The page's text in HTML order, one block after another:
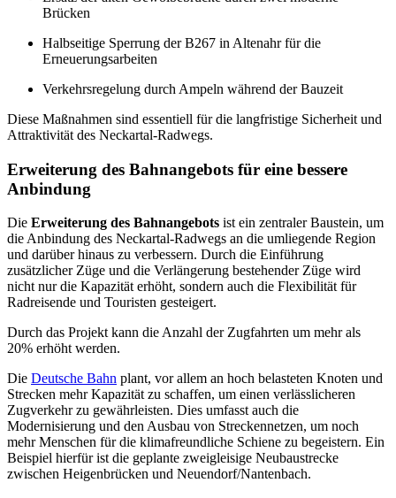
Brücken
Halbseitige Sperrung der B267 in Altenahr für die
Erneuerungsarbeiten
Verkehrsregelung durch Ampeln während der Bauzeit
Diese Maßnahmen sind essentiell für die langfristige Sicherheit und
Attraktivität des Neckartal-Radwegs.
Erweiterung des Bahnangebots für eine bessere
Anbindung
Die Erweiterung des Bahnangebots ist ein zentraler Baustein, um
die Anbindung des Neckartal-Radwegs an die umliegende Region
und darüber hinaus zu verbessern. Durch die Einführung
zusätzlicher Züge und die Verlängerung bestehender Züge wird
nicht nur die Kapazität erhöht, sondern auch die Flexibilität für
Radreisende und Touristen gesteigert.
Durch das Projekt kann die Anzahl der Zugfahrten um mehr als
20% erhöht werden.
Die Deutsche Bahn plant, vor allem an hoch belasteten Knoten und
Strecken mehr Kapazität zu schaffen, um einen verlässlicheren
Zugverkehr zu gewährleisten. Dies umfasst auch die
Modernisierung und den Ausbau von Streckennetzen, um noch
mehr Menschen für die klimafreundliche Schiene zu begeistern. Ein
Beispiel hierfür ist die geplante zweigleisige Neubaustrecke
zwischen Heigenbrücken und Neuendorf/Nantenbach.